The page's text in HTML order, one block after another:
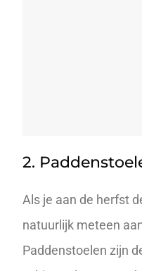
2.
Als je aan de herfst
natuurlijk meteen
Paddenstoelen zijn